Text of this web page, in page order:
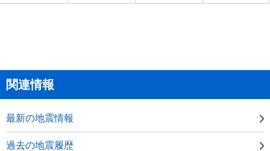
関連情報
最新の地震情報
過去の地震履歴